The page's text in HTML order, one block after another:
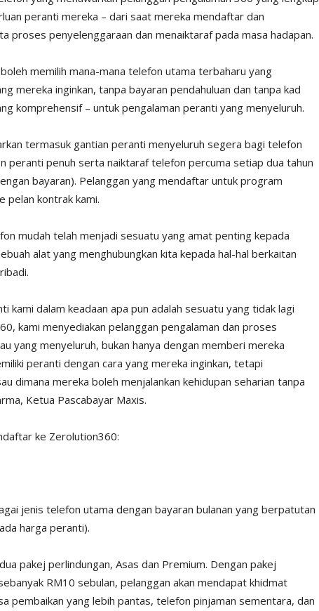
peranti mereka – dari saat mereka mendaftar dan
proses penyelenggaraan dan menaiktaraf pada masa hadapan.
memilih mana-mana telefon utama terbaharu yang
mereka inginkan, tanpa bayaran pendahuluan dan tanpa kad
komprehensif – untuk pengalaman peranti yang menyeluruh.
termasuk gantian peranti menyeluruh segera bagi telefon
peranti penuh serta naiktaraf telefon percuma setiap dua tahun
bayaran). Pelanggan yang mendaftar untuk program
pelan kontrak kami.
mudah telah menjadi sesuatu yang amat penting kepada
alat yang menghubungkan kita kepada hal-hal berkaitan
kami dalam keadaan apa pun adalah sesuatu yang tidak lagi
kami menyediakan pelanggan pengalaman dan proses
yang menyeluruh, bukan hanya dengan memberi mereka
peranti dengan cara yang mereka inginkan, tetapi
dimana mereka boleh menjalankan kehidupan seharian tanpa
Ketua Pascabayar Maxis.
ke Zerolution360:
jenis telefon utama dengan bayaran bulanan yang berpatutan
harga peranti).
pakej perlindungan, Asas dan Premium. Dengan pakej
RM10 sebulan, pelanggan akan mendapat khidmat
pembaikan yang lebih pantas, telefon pinjaman sementara, dan